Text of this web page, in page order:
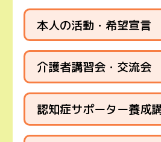
本人の活動・希望宣言
介護者講習会・交流会
認知症サポーター養成